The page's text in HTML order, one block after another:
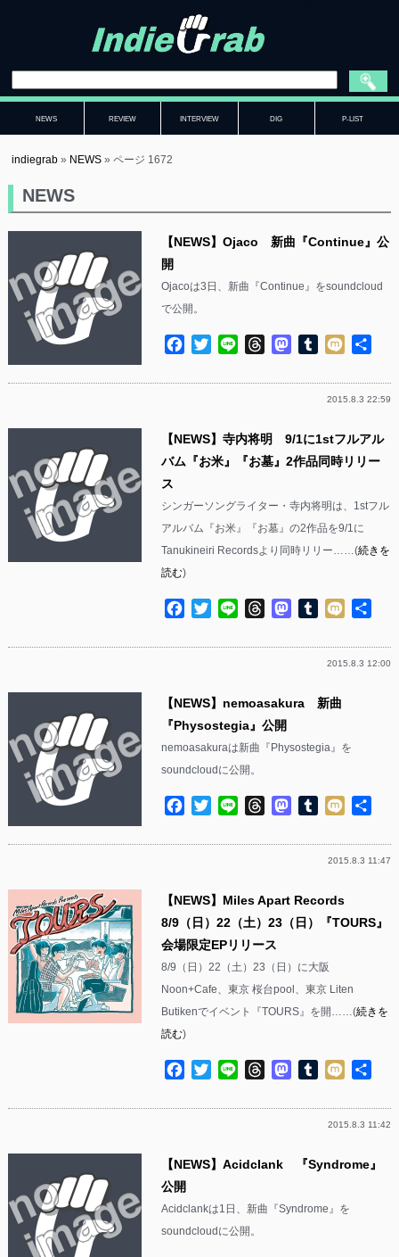
NEWS REVIEW INTERVIEW DIG P-LIST
indiegrab » NEWS »ページ 1672
NEWS
【NEWS】Ojaco 新曲『Continue』公
開
Ojacoは3日、新曲『Continue』をsoundcloud
で公開。
Facebook
TwitterLine ThreadsMastodon
Tumblr
Mixi
2015.8.3 22:59
【NEWS】寺内将明 9/1に1stフルアル
バム『お米』『お墓』2作品同時リリー
ス
シンガーソングライター・寺内将明は、1stフル
アルバム『お米』『お墓』の2作品を9/1に
Tanukineiri Recordsより同時リリー……(続きを
読む)
Facebook
TwitterLine ThreadsMastodon
Tumblr
Mixi
2015.8.3 12:00
【NEWS】nemoasakura 新曲
『Physostegia』公開
nemoasakuraは新曲『Physostegia』を
soundcloudに公開。
Facebook
TwitterLine ThreadsMastodon
Tumblr
Mixi
2015.8.3 11:47
【NEWS】Miles Apart Records
8/9（日）22（土）23（日）『TOURS』
会場限定EPリリース
8/9（日）22（土）23（日）に大阪
Noon+Cafe、東京 桜台pool、東京 Liten
Butikenでイベント『TOURS』を開……(続きを
読む)
Facebook
TwitterLine ThreadsMastodon
Tumblr
Mixi
2015.8.3 11:42
【NEWS】Acidclank 『Syndrome』
公開
Acidclankは1日、新曲『Syndrome』を
soundcloudに公開。